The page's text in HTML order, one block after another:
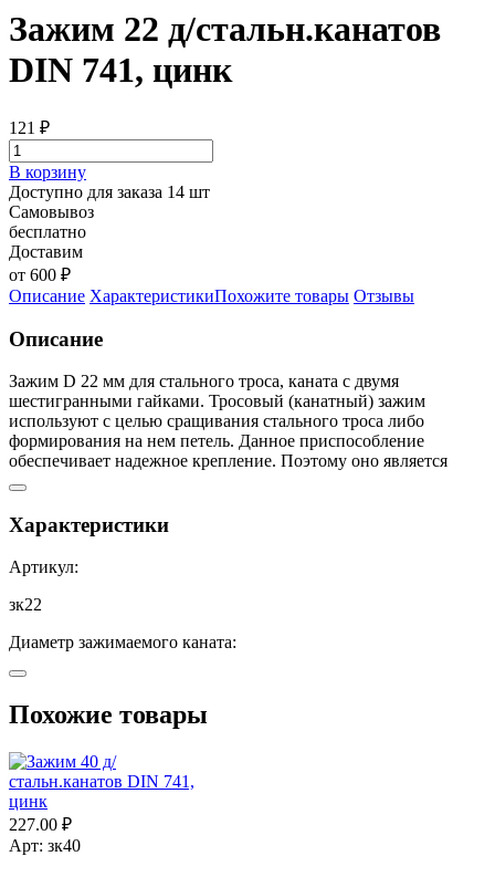
Зажим 22 д/стальн.канатов
DIN 741, цинк
121 ₽
В корзину
Доступно для заказа 14 шт
Самовывоз
бесплатно
Доставим
от 600 ₽
Описание ХарактеристикиПохожите товары Отзывы
Описание
Зажим D 22 мм для стального троса, каната с двумя
шестигранными гайками. Тросовый (канатный) зажим
используют с целью сращивания стального троса либо
формирования на нем петель. Данное приспособление
обеспечивает надежное крепление. Поэтому оно является
(согласно действующим нормативным документам)
задействуется стальной канат/трос. Соединение зажимами
уступает по надежности процедуре сплетения концов при
наращивании, но превосходит по этой характеристике
операцию связывания узлами.
Не предназначен для грузоподъёмных работ.
Характеристики
Артикул:
зк22
Диаметр зажимаемого каната:
22,0
Похожие товары
227.00 ₽
Арт: зк40